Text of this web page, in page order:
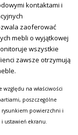
kontaktami i
zaoferować
mebli o wyjątkowej
wszystkie
zawsze otrzymują
na właściwości
poszczególne
powierzchni i
ustawień ekranu.